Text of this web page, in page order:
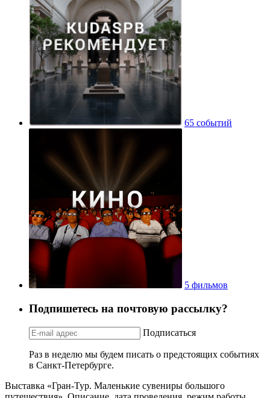
65 событий
5 фильмов
Подпишетесь на почтовую рассылку?
Подписаться
Раз в неделю мы будем писать о предстоящих событиях
в Санкт-Петербурге.
Выставка «Гран-Тур. Маленькие сувениры большого